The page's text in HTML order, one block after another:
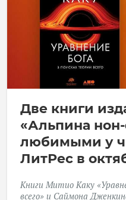
Две книги
«Альпина
любимыми у
ЛитРес в
Книги Митио Каку
всего» и Саймона